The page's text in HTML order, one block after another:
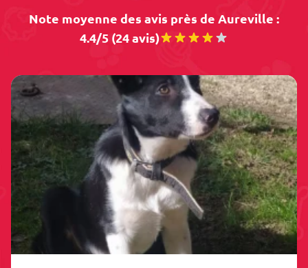
Note moyenne des avis près de Aureville :
4.4/5 (24 avis)